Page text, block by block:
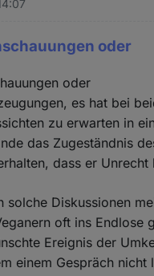
oder
oder
es hat bei
zu erwarten in
das Zugeständnis
dass er Unrecht
solche Diskussionen
oft ins Endlose
Ereignis der
einem Gespräch nicht